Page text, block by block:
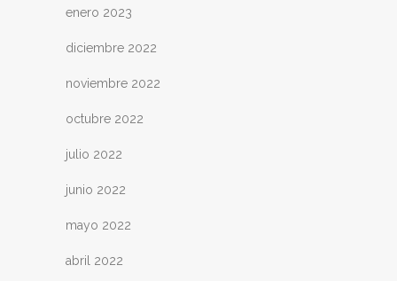
enero 2023
diciembre 2022
noviembre 2022
octubre 2022
julio 2022
junio 2022
mayo 2022
abril 2022